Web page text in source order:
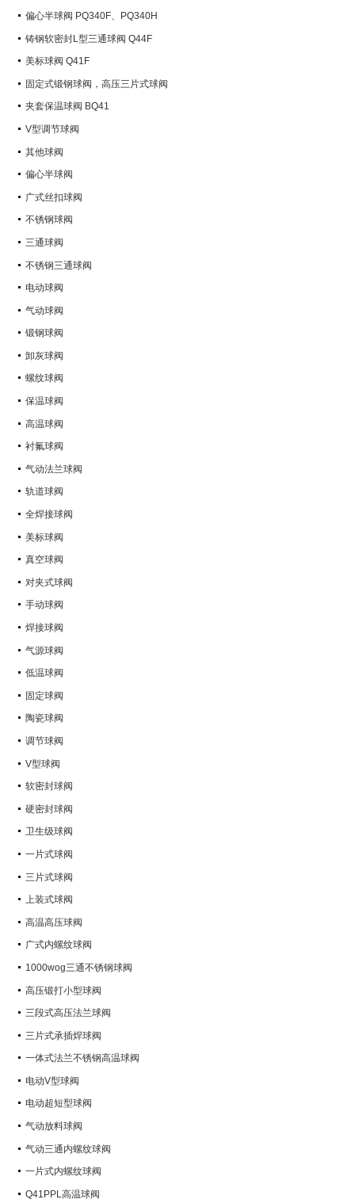
偏心半球阀 PQ340F、PQ340H
铸钢软密封L型三通球阀 Q44F
美标球阀 Q41F
固定式锻钢球阀，高压三片式球阀
Q347Y,Q347F
夹套保温球阀 BQ41
V型调节球阀
其他球阀
偏心半球阀
广式丝扣球阀
不锈钢球阀
三通球阀
不锈钢三通球阀
电动球阀
气动球阀
锻钢球阀
卸灰球阀
螺纹球阀
保温球阀
高温球阀
衬氟球阀
气动法兰球阀
轨道球阀
全焊接球阀
美标球阀
真空球阀
对夹式球阀
手动球阀
焊接球阀
气源球阀
低温球阀
固定球阀
陶瓷球阀
调节球阀
V型球阀
软密封球阀
硬密封球阀
卫生级球阀
一片式球阀
三片式球阀
上装式球阀
高温高压球阀
广式内螺纹球阀
1000wog三通不锈钢球阀
高压锻打小型球阀
三段式高压法兰球阀
三片式承插焊球阀
一体式法兰不锈钢高温球阀
电动V型球阀
电动超短型球阀
气动放料球阀
气动三通内螺纹球阀
一片式内螺纹球阀
Q41PPL高温球阀